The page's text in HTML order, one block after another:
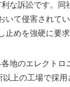
な訴訟です。同
いて侵害されて
止めを強硬に要
地のエレクトロ
上の工場で採